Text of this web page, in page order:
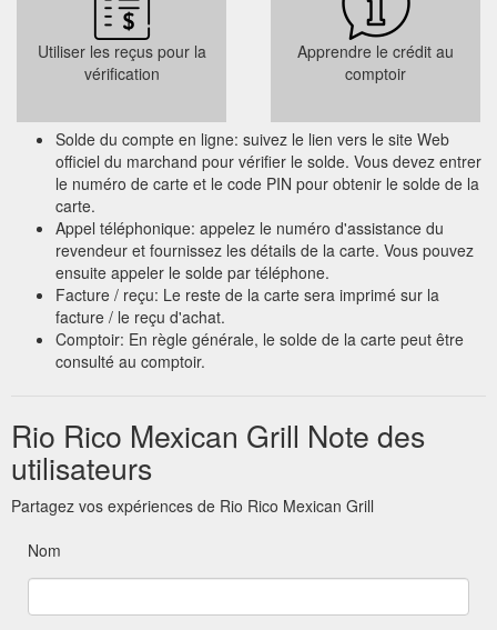
Utiliser les reçus pour la
vérification
Apprendre le crédit au
comptoir
Solde du compte en ligne: suivez le lien vers le site Web
officiel du marchand pour vérifier le solde. Vous devez entrer
le numéro de carte et le code PIN pour obtenir le solde de la
carte.
Appel téléphonique: appelez le numéro d'assistance du
revendeur et fournissez les détails de la carte. Vous pouvez
ensuite appeler le solde par téléphone.
Facture / reçu: Le reste de la carte sera imprimé sur la
facture / le reçu d'achat.
Comptoir: En règle générale, le solde de la carte peut être
consulté au comptoir.
Rio Rico Mexican Grill Note des
utilisateurs
Partagez vos expériences de Rio Rico Mexican Grill
Nom